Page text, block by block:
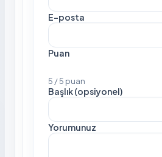
E-posta
Puan
5 / 5 puan
Başlık (opsiyonel)
Yorumunuz